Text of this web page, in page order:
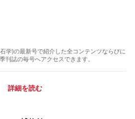
学)の最新号で紹介した全コンテンツならびに
刊誌の毎号へアクセスできます。
詳細を読む